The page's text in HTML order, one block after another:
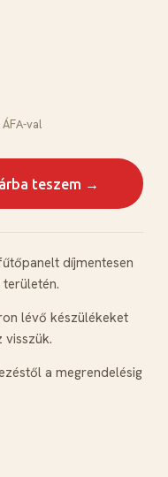
val
teszem →
díjmentesen
lévő készülékeket
visszük.
a megrendelésig